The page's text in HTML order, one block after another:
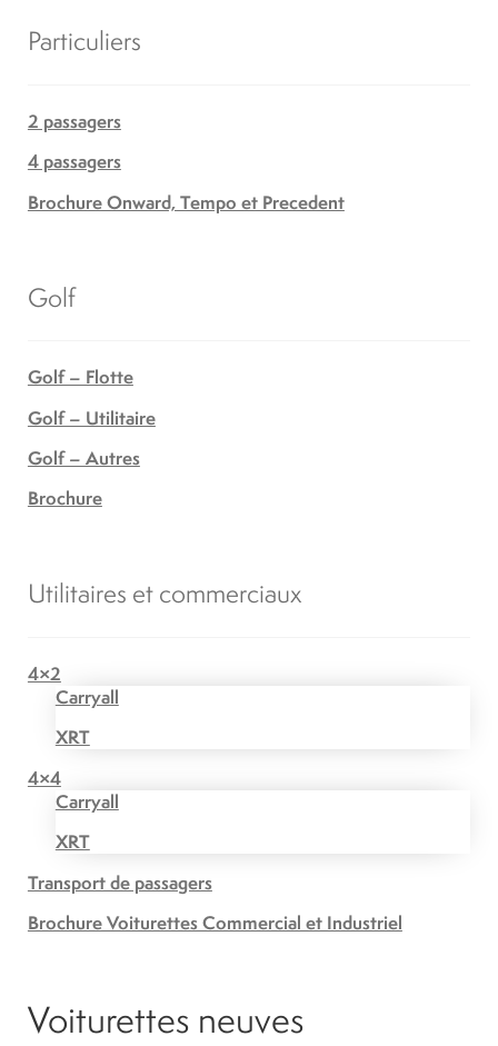
Particuliers
2 passagers
4 passagers
Brochure Onward, Tempo et Precedent
Golf
Golf – Flotte
Golf – Utilitaire
Golf – Autres
Brochure
Utilitaires et commerciaux
4×2
Carryall
XRT
4×4
Carryall
XRT
Transport de passagers
Brochure Voiturettes Commercial et Industriel
Voiturettes neuves